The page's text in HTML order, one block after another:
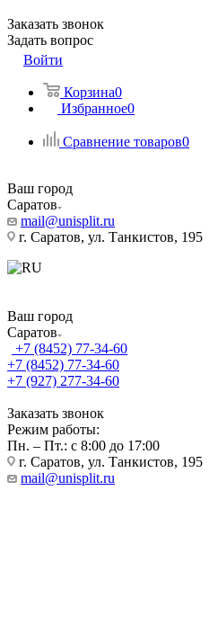
Заказать звонок
Задать вопрос
Войти
Корзина0
Избранное0
Сравнение товаров0
Ваш город
Саратов
mail@unisplit.ru
г. Саратов, ул. Танкистов, 195
Ваш город
Саратов
+7 (8452) 77-34-60
+7 (8452) 77-34-60
+7 (927) 277-34-60
Заказать звонок
Режим работы:
Пн. – Пт.: с 8:00 до 17:00
г. Саратов, ул. Танкистов, 195
mail@unisplit.ru